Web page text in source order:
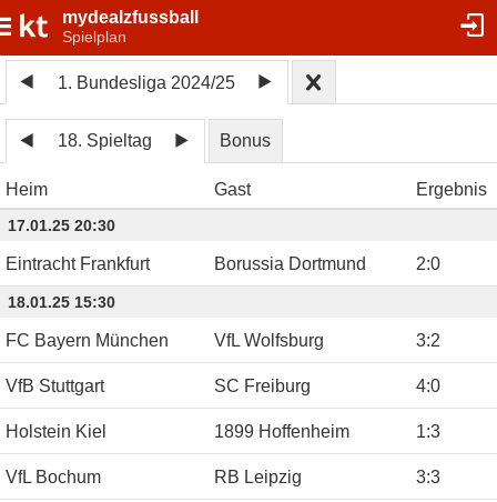
mydealzfussball
Spielplan
1. Bundesliga 2024/25
18. Spieltag Bonus
Heim Gast Ergebnis
17.01.25 20:30
Eintracht Frankfurt Borussia Dortmund 2:0
18.01.25 15:30
FC Bayern München VfL Wolfsburg 3:2
VfB Stuttgart SC Freiburg 4:0
Holstein Kiel 1899 Hoffenheim 1:3
VfL Bochum RB Leipzig 3:3